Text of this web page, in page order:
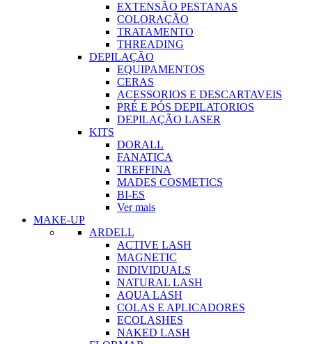
EXTENSÃO PESTANAS
COLORAÇÃO
TRATAMENTO
THREADING
DEPILAÇÃO
EQUIPAMENTOS
CERAS
ACESSORIOS E DESCARTAVEIS
PRÉ E PÓS DEPILATORIOS
DEPILAÇÃO LASER
KITS
DORALL
FANATICA
TREFFINA
MADES COSMETICS
BI-ES
Ver mais
MAKE-UP
ARDELL
ACTIVE LASH
MAGNETIC
INDIVIDUALS
NATURAL LASH
AQUA LASH
COLAS E APLICADORES
ECOLASHES
NAKED LASH